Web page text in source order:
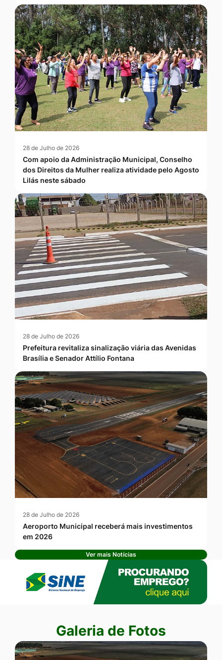
28 de Julho de 2026
Com apoio da Administração Municipal, Conselho
dos Direitos da Mulher realiza atividade pelo Agosto
Lilás neste sábado
28 de Julho de 2026
Prefeitura revitaliza sinalização viária das Avenidas
Brasília e Senador Attílio Fontana
28 de Julho de 2026
Aeroporto Municipal receberá mais investimentos
em 2026
Ver mais Notícias
Seção Galeria de Fotos
Galeria de Fotos